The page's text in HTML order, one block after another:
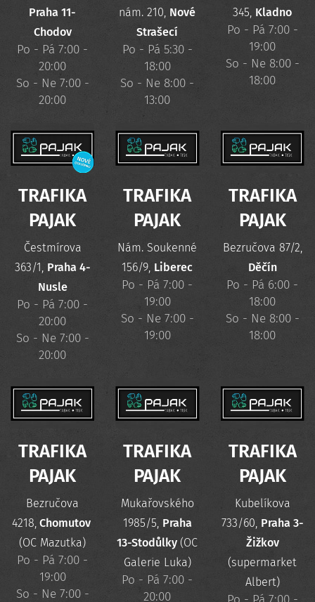
Praha 11-
Chodov
Po - Pá 7:00 -
20:00
So - Ne 7:00 -
20:00
nám. 210, Nové
Strašecí
Po - Pá 5:30 -
18:00
So - Ne 8:00 -
13:00
345, Kladno
Po - Pá 7:00 -
19:00
So - Ne 8:00 -
18:00
TRAFIKA
PAJAK
Čestmírova
363/1, Praha 4-
Nusle
Po - Pá 7:00 -
20:00
So - Ne 7:00 -
20:00
TRAFIKA
PAJAK
Nám. Soukenné
156/9, Liberec
Po - Pá 7:00 -
19:00
So - Ne 7:00 -
19:00
TRAFIKA
PAJAK
Bezručova 87/2,
Děčín
Po - Pá 6:00 -
18:00
So - Ne 8:00 -
18:00
TRAFIKA
PAJAK
Bezručova
4218,Chomutov
(OC Mazutka)
Po - Pá 7:00 -
19:00
So - Ne 7:00 -
TRAFIKA
PAJAK
Mukařovského
1985/5, Praha
13-Stodůlky(OC
Galerie Luka)
Po - Pá 7:00 -
20:00
TRAFIKA
PAJAK
Kubelíkova
733/60, Praha 3-
Žižkov
(supermarket
Albert)